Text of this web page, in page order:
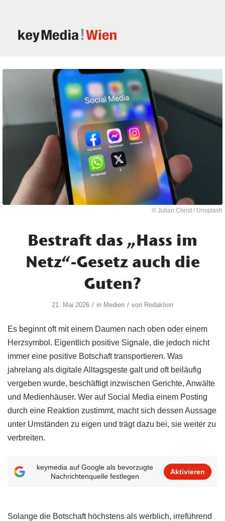
© Julian Christ / Unsplash
Bestraft das „Hass im
Netz“-Gesetz auch die
Guten?
21. Mai 2026 / in Medien / von Redaktion
Es beginnt oft mit einem Daumen nach oben oder einem
Herzsymbol. Eigentlich positive Signale, die jedoch nicht
immer eine positive Botschaft transportieren. Was
jahrelang als digitale Alltagsgeste galt und oft beiläufig
vergeben wurde, beschäftigt inzwischen Gerichte, Anwälte
und Medienhäuser. Wer auf Social Media einem Posting
durch eine Reaktion zustimmt, macht sich dessen Aussage
unter Umständen zu eigen und trägt dazu bei, sie weiter zu
verbreiten.
keymedia auf Google als bevorzugte
Nachrichtenquelle festlegen
Aktivieren
Solange die Botschaft höchstens als werblich, irreführend